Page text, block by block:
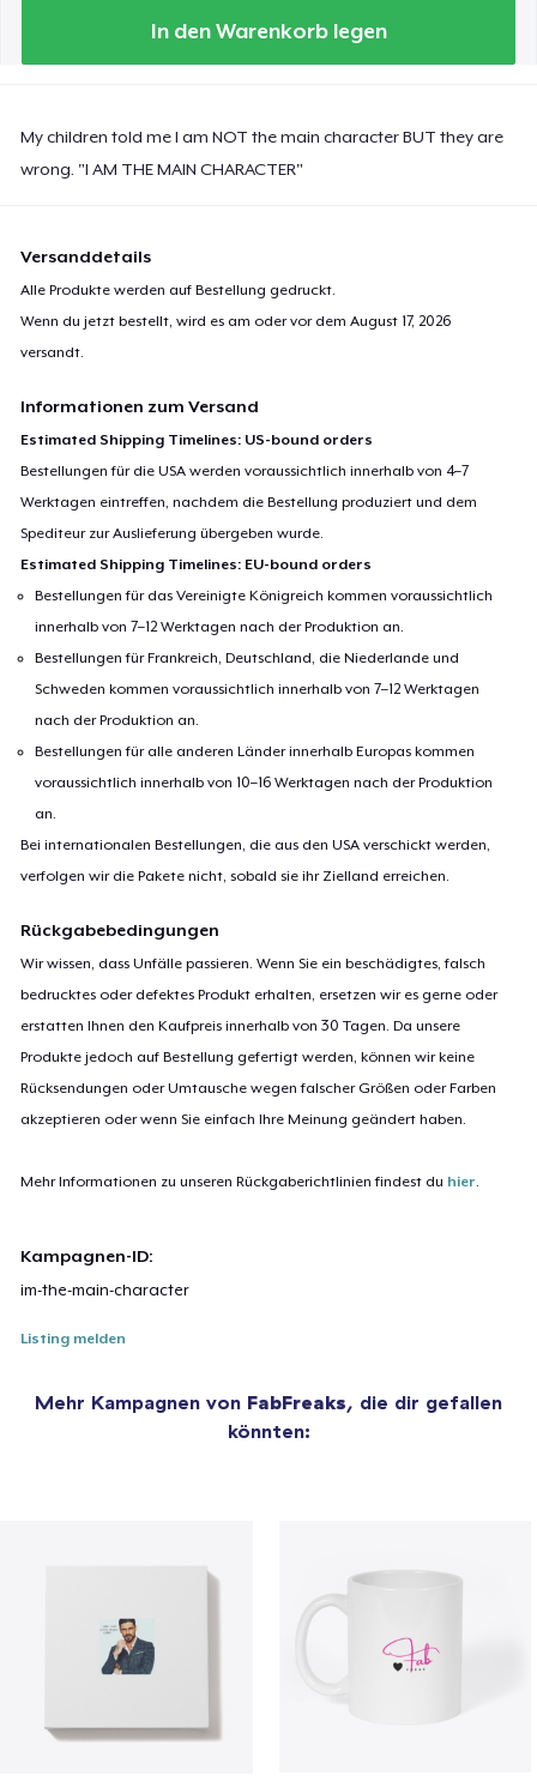
In den Warenkorb legen
My children told me I am NOT the main character BUT they are
wrong. "I AM THE MAIN CHARACTER"
Versanddetails
Alle Produkte werden auf Bestellung gedruckt.
Wenn du jetzt bestellt, wird es am oder vor demAugust 17, 2026
versandt.
Informationen zum Versand
Estimated Shipping Timelines: US-bound orders
Bestellungen für die USA werden voraussichtlich innerhalb von 4–7
Werktagen eintreffen, nachdem die Bestellung produziert und dem
Spediteur zur Auslieferung übergeben wurde.
Estimated Shipping Timelines: EU-bound orders
Bestellungen für das Vereinigte Königreich kommen voraussichtlich
innerhalb von 7–12 Werktagen nach der Produktion an.
Bestellungen für Frankreich, Deutschland, die Niederlande und
Schweden kommen voraussichtlich innerhalb von 7–12 Werktagen
nach der Produktion an.
Bestellungen für alle anderen Länder innerhalb Europas kommen
voraussichtlich innerhalb von 10–16 Werktagen nach der Produktion
an.
Bei internationalen Bestellungen, die aus den USA verschickt werden,
verfolgen wir die Pakete nicht, sobald sie ihr Zielland erreichen.
Rückgabebedingungen
Wir wissen, dass Unfälle passieren. Wenn Sie ein beschädigtes, falsch
bedrucktes oder defektes Produkt erhalten, ersetzen wir es gerne oder
erstatten Ihnen den Kaufpreis innerhalb von 30 Tagen. Da unsere
Produkte jedoch auf Bestellung gefertigt werden, können wir keine
Rücksendungen oder Umtausche wegen falscher Größen oder Farben
akzeptieren oder wenn Sie einfach Ihre Meinung geändert haben.
Mehr Informationen zu unseren Rückgaberichtlinien findest du hier.
Kampagnen-ID:
im-the-main-character
Listing melden
Mehr Kampagnen von FabFreaks, die dir gefallen
könnten: